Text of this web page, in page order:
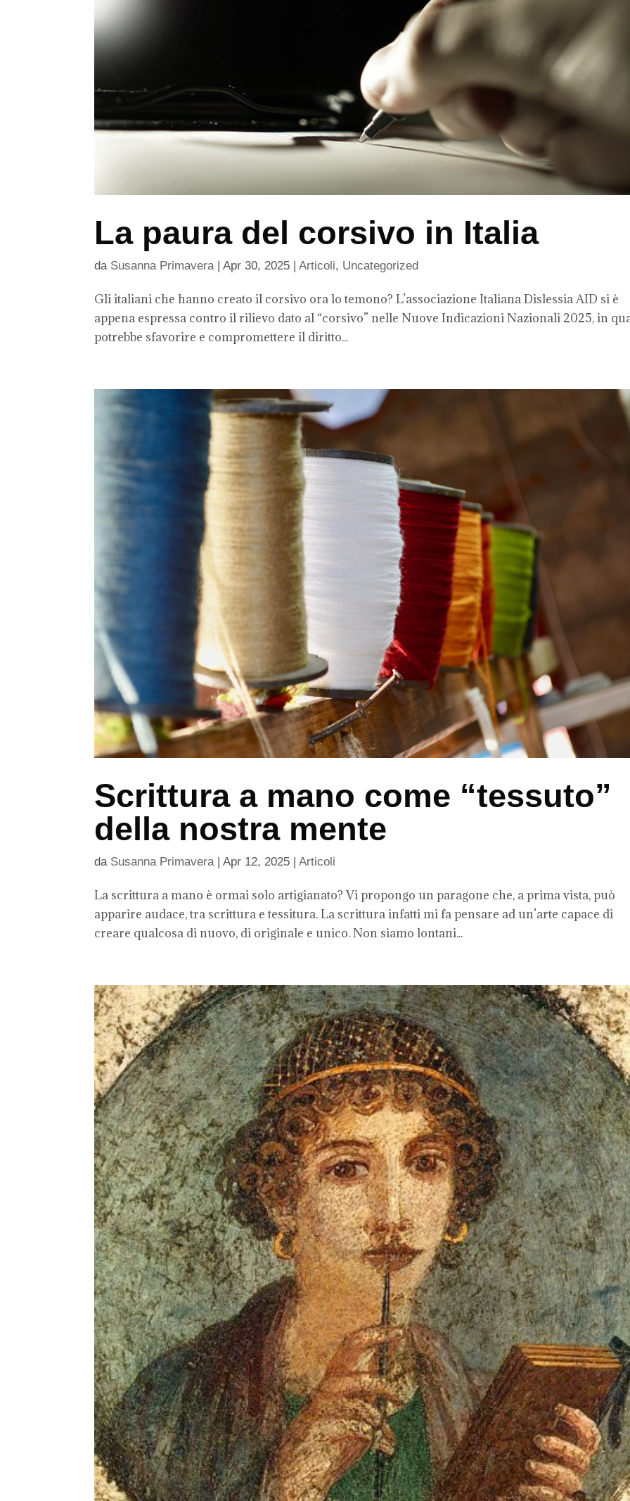
La paura del corsivo in Italia
da Susanna Primavera|Apr 30, 2025 |Articoli, Uncategorized
Gli italiani che hanno creato il corsivo ora lo temono? L’associazione Italiana Dislessia AID si è
appena espressa contro il rilievo dato al “corsivo” nelle Nuove Indicazioni Nazionali 2025, in
potrebbe sfavorire e compromettere il diritto...
Scrittura a mano come “tessuto”
della nostra mente
da Susanna Primavera|Apr 12, 2025 |Articoli
La scrittura a mano è ormai solo artigianato? Vi propongo un paragone che, a prima vista, può
apparire audace, tra scrittura e tessitura. La scrittura infatti mi fa pensare ad un’arte capace di
creare qualcosa di nuovo, di originale e unico. Non siamo lontani...